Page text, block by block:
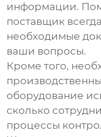
информации.
поставщик
необходимые
ваши вопросы.
Кроме того,
оборудование
сколько
процессы